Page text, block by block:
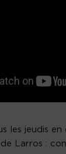
les jeudis
Larros :